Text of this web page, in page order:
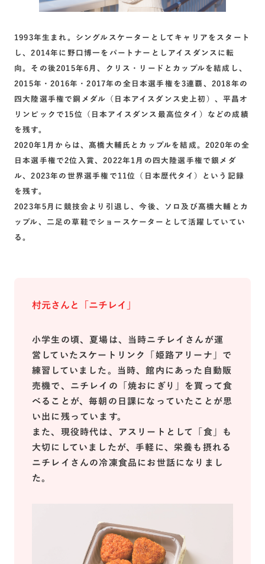
1993年生まれ。シングルスケーターとしてキャリアをスタート
し、2014年に野口博一をパートナーとしアイスダンスに転
向。その後2015年6月、クリス・リードとカップルを結成し、
2015年・2016年・2017年の全日本選手権を3連覇、2018年の
四大陸選手権で銅メダル（日本アイスダンス史上初）、平昌オ
リンピックで15位（日本アイスダンス最高位タイ）などの成績
を残す。
2020年1月からは、髙橋大輔氏とカップルを結成。2020年の全
日本選手権で2位入賞、2022年1月の四大陸選手権で銀メダ
ル、2023年の世界選手権で11位（日本歴代タイ）という記録
を残す。
2023年5月に競技会より引退し、今後、ソロ及び髙橋大輔とカ
ップル、二足の草鞋でショースケーターとして活躍していてい
る。
村元さんと「ニチレイ」
小学生の頃、夏場は、当時ニチレイさんが運
営していたスケートリンク「姫路アリーナ」で
練習していました。当時、館内にあった自動販
売機で、ニチレイの「焼おにぎり」を買って食
べることが、毎朝の日課になっていたことが思
い出に残っています。
また、現役時代は、アスリートとして「食」も
大切にしていましたが、手軽に、栄養も摂れる
ニチレイさんの冷凍食品にお世話になりまし
た。